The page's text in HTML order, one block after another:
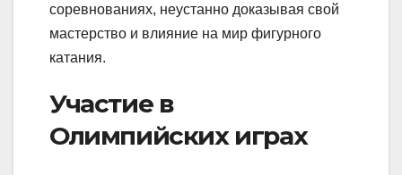
соревнованиях, неустанно доказывая свой
мастерство и влияние на мир фигурного
катания.
Участие в
Олимпийских играх